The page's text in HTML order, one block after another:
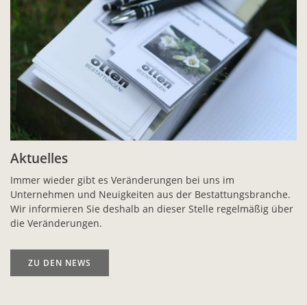
Aktuelles
Immer wieder gibt es Veränderungen bei uns im
Unternehmen und Neuigkeiten aus der Bestattungsbranche.
Wir informieren Sie deshalb an dieser Stelle regelmäßig über
die Veränderungen.
ZU DEN NEWS